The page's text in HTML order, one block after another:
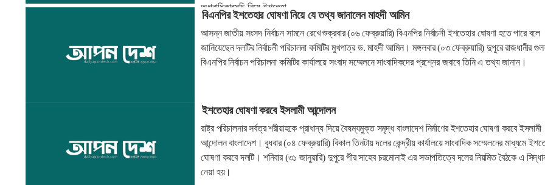
অগ্রাধিকারসূচি নিয়ে ইশতেহা
বিএনপির ইশতেহার ঘোষণা নিয়ে যে তথ্য জানালেন মাহদী আমিন
আসন্ন জাতীয় সংসদ নির্বাচন সামনে রেখে শুক্রবার (০৬ ফেব্রুয়ারি) বিএনপির নির্বাচনী ইশতেহার ঘোষণা হতে পারে বলে
জানিয়েছেন দলটির নির্বাচনী পরিচালনা কমিটির মুখপাত্র ড. মাহদী আমিন। মঙ্গলবার (০৩ ফেব্রুয়ারি) দুপুরে রাজধানীর
বিএনপির নির্বাচন পরিচালনা কমিটির কার্যালয়ে সংবাদ সম্মেলনে সাংবাদিকদের প্রশ্নের জবাবে তিনি এ তথ্য জানান।
ইশতেহার ঘোষণা করবে ইসলামী আন্দোলন
রাষ্ট্র পরিচালনার সর্বত্র শরীয়াহকে প্রাধান্য দিয়ে বৈষম্যমুক্ত সমৃদ্ধ বাংলাদেশ নির্মাণের ইশতেহার ঘোষণা করবে ইসলামী
আন্দোলন বাংলাদেশ। বুধবার (০৪ ফেব্রুয়ারি) বিকাল তিনটায় দলের কেন্দ্রীয় কার্যালয়ে সাংবাদিক সম্মেলনের মাধ্যমে
ঘোষণা করবে দলটি। শনিবার (৩১ জানুয়ারি) দুপুরে পীর সাহেব চরমোনাই এর সভাপতিত্বে দলের নিয়মিত বৈঠকে এ
নেয়া হয়।